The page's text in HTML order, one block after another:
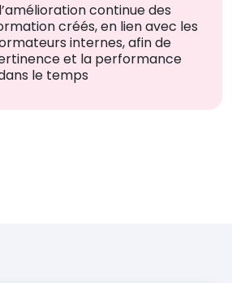
continue des
créés, en lien avec les
internes, afin de
et la performance
le temps